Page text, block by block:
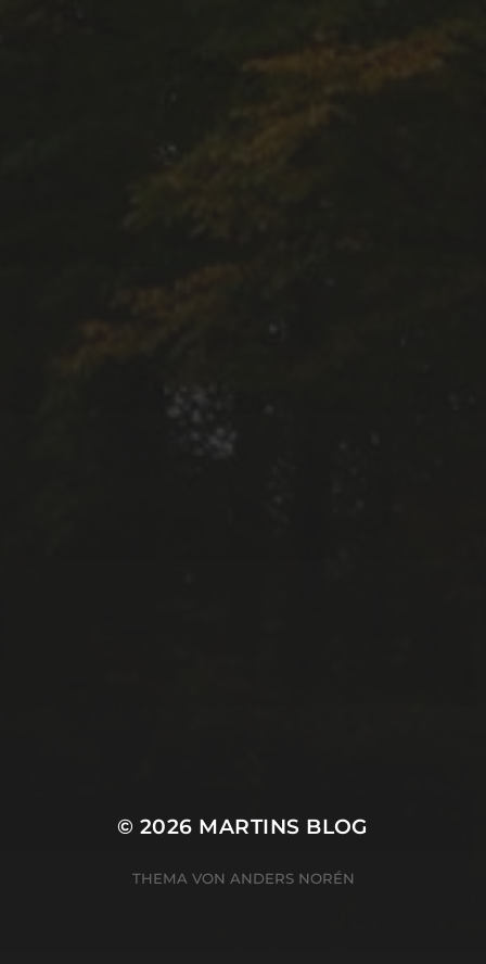
© 2026 MARTINS BLOG
THEMA VON ANDERS NORÉN